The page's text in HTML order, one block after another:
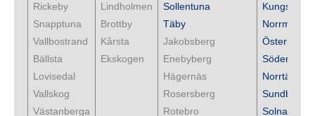
Rickeby
Snapptuna
Vallbostrand
Bällsta
Lovisedal
Vallskog
Västanberga
Lindholmen
Brottby
Kårsta
Ekskogen
Sollentuna
Täby
Jakobsberg
Enebyberg
Hägernäs
Rosersberg
Rotebro
Norrmalm
Östermalm
Södermalm
Norrtälje
Solna